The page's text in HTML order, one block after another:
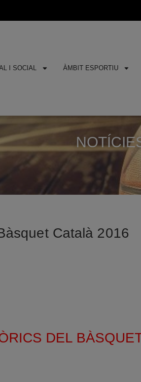
I SOCIAL ÀMBIT ESPORTIU
Català 2016
DEL